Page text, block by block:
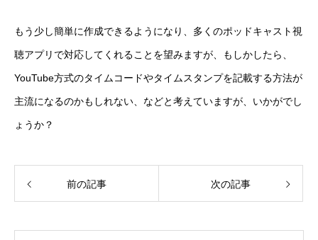
もう少し簡単に作成できるようになり、多くのポッドキャスト視
聴アプリで対応してくれることを望みますが、もしかしたら、
YouTube方式のタイムコードやタイムスタンプを記載する方法が
主流になるのかもしれない、などと考えていますが、いかがでし
ょうか？
前の記事 次の記事